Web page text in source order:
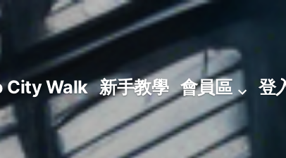
City Walk 新手教學 會員區 登